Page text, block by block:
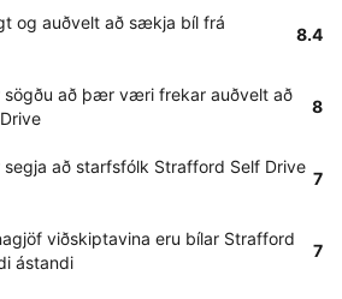
og auðvelt að sækja bíl frá
8.4
sögðu að þær væri frekar auðvelt að
8
að starfsfólk Strafford Self Drive
7
viðskiptavina eru bílar Strafford
ástandi
7